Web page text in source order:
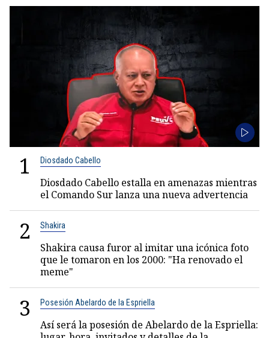
1 Diosdado Cabello
Diosdado Cabello estalla en amenazas mientras
el Comando Sur lanza una nueva advertencia
2 Shakira
Shakira causa furor al imitar una icónica foto
que le tomaron en los 2000: "Ha renovado el
meme"
3 Posesión Abelardo de la Espriella
Así será la posesión de Abelardo de la Espriella: